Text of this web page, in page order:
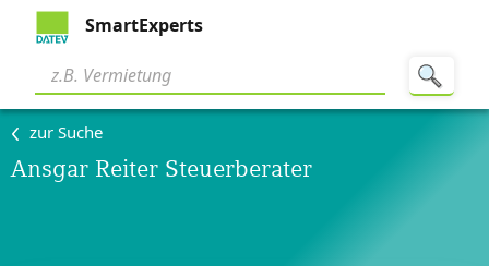
SmartExperts
zur Suche
Ansgar Reiter Steuerberater